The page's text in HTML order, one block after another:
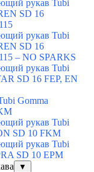
рукав Tubi
SD 16
рукав Tubi
SD 16
– NO SPARKS
рукав Tubi
SD 16 FEP, EN
Gomma
рукав Tubi
SD 10 FKM
рукав Tubi
SD 10 EPM
▼